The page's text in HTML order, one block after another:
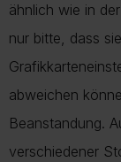
ähnlich wie in
nur bitte, dass
abweichen
Beanstandung.
verschiedener